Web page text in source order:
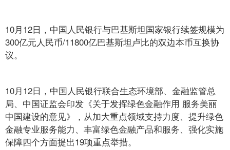
10月12日，中国人民银行与巴基斯坦国家银行续签规模为
300亿元人民币/11800亿巴基斯坦卢比的双边本币互换协
议。
10月12日，中国人民银行联合生态环境部、金融监管总
局、中国证监会印发《关于发挥绿色金融作用 服务美丽
中国建设的意见》，从加大重点领域支持力度、提升绿色
金融专业服务能力、丰富绿色金融产品和服务、强化实施
保障四个方面提出19项重点举措。